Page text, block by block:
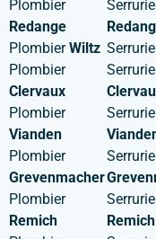
Plombier
Redange
PlombierWiltz
Plombier
Clervaux
Plombier
Vianden
Plombier
Grevenmacher
Plombier
Remich
Remich